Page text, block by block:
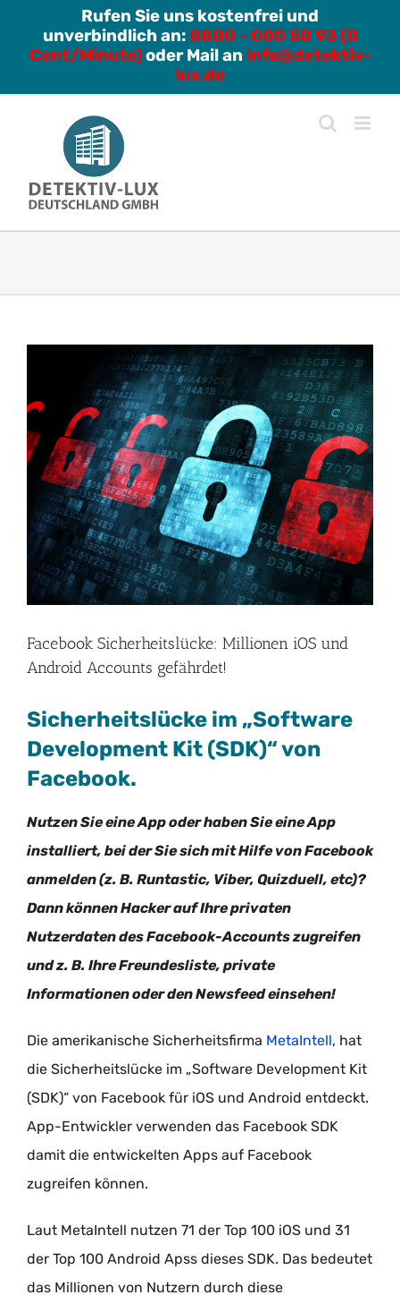
Rufen Sie uns kostenfrei und
unverbindlich an: 0800 - 000 50 93 (0
Cent/Minute)oder Mail an info@detektiv-
lux.de
Bild
Facebook Sicherheitslücke: Millionen iOS und
Android Accounts gefährdet!
Sicherheitslücke im „Software
Development Kit (SDK)“ von
Facebook.
Nutzen Sie eine App oder haben Sie eine App
installiert, bei der Sie sich mit Hilfe von Facebook
anmelden (z. B. Runtastic, Viber, Quizduell, etc)?
Dann können Hacker auf Ihre privaten
Nutzerdaten des Facebook-Accounts zugreifen
und z. B. Ihre Freundesliste, private
Informationen oder den Newsfeed einsehen!
Die amerikanische Sicherheitsfirma MetaIntell, hat
die Sicherheitslücke im „Software Development Kit
(SDK)“ von Facebook für iOS und Android entdeckt.
App-Entwickler verwenden das Facebook SDK
damit die entwickelten Apps auf Facebook
zugreifen können.
Laut MetaIntell nutzen 71 der Top 100 iOS und 31
der Top 100 Android Apss dieses SDK. Das bedeutet
das Millionen von Nutzern durch diese